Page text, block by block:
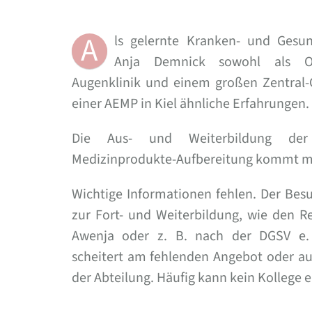
A
ls gelernte Kranken- und
Anja Demnick sowohl als
Augenklinik und einem großen
einer AEMP in Kiel ähnliche Erfahrungen.
Die Aus- und Weiterbildung
Medizinprodukte-Aufbereitung kommt
Wichtige Informationen fehlen. Der
zur Fort- und Weiterbildung, wie den
Awenja oder z. B. nach der DGSV
scheitert am fehlenden Angebot oder
der Abteilung. Häufig kann kein Kollege